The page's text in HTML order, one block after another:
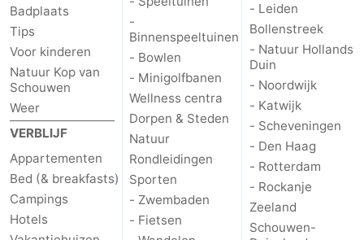
Zuid-
Holland
-
Leiden
Bollenstreek
-
Natuur
Hollands
-
Noordwijk
Badplaats
Tips
Voor kinderen
Natuur Kop van
Schouwen
Weer
VERBLIJF
Appartementen
Bed (& breakfasts)
Campings
Hotels
-
Binnenspeeltuinen
- Bowlen
- Minigolfbanen
Wellness centra
Dorpen & Steden
Natuur
Rondleidingen
Sporten
- Zwembaden
- Fietsen
- Leiden
Bollenstreek
- Natuur Hollands
Duin
- Noordwijk
- Katwijk
- Scheveningen
- Den Haag
- Rotterdam
- Rockanje
Zeeland
Schouwen-